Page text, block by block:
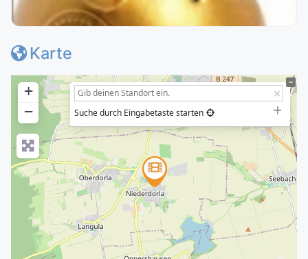
Karte
+
−
Suche durch Eingabetaste starten